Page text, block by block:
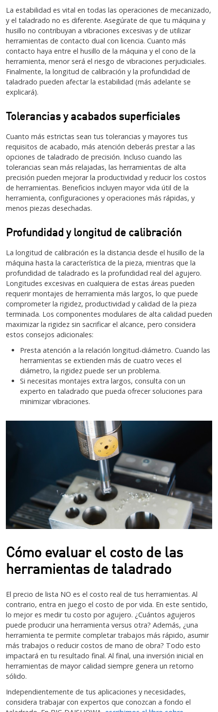
La estabilidad es vital en todas las operaciones de mecanizado,
y el taladrado no es diferente. Asegúrate de que tu máquina y
husillo no contribuyan a vibraciones excesivas y de utilizar
herramientas de contacto dual con licencia. Cuanto más
contacto haya entre el husillo de la máquina y el cono de la
herramienta, menor será el riesgo de vibraciones perjudiciales.
Finalmente, la longitud de calibración y la profundidad de
taladrado pueden afectar la estabilidad (más adelante se
explicará).
Tolerancias y acabados superficiales
Cuanto más estrictas sean tus tolerancias y mayores tus
requisitos de acabado, más atención deberás prestar a las
opciones de taladrado de precisión. Incluso cuando las
tolerancias sean más relajadas, las herramientas de alta
precisión pueden mejorar la productividad y reducir los costos
de herramientas. Beneficios incluyen mayor vida útil de la
herramienta, configuraciones y operaciones más rápidas, y
menos piezas desechadas.
Profundidad y longitud de calibración
La longitud de calibración es la distancia desde el husillo de la
máquina hasta la característica de la pieza, mientras que la
profundidad de taladrado es la profundidad real del agujero.
Longitudes excesivas en cualquiera de estas áreas pueden
requerir montajes de herramienta más largos, lo que puede
comprometer la rigidez, productividad y calidad de la pieza
terminada. Los componentes modulares de alta calidad pueden
maximizar la rigidez sin sacrificar el alcance, pero considera
estos consejos adicionales:
Presta atención a la relación longitud-diámetro. Cuando las
herramientas se extienden más de cuatro veces el
diámetro, la rigidez puede ser un problema.
Si necesitas montajes extra largos, consulta con un
experto en taladrado que pueda ofrecer soluciones para
minimizar vibraciones.
Cómo evaluar el costo de las
herramientas de taladrado
El precio de lista NO es el costo real de tus herramientas. Al
contrario, entra en juego el costo de por vida. En este sentido,
lo mejor es medir tu costo por agujero. ¿Cuántos agujeros
puede producir una herramienta versus otra? Además, ¿una
herramienta te permite completar trabajos más rápido, asumir
más trabajos o reducir costos de mano de obra? Todo esto
impactará en tu resultado final. Al final, una inversión inicial en
herramientas de mayor calidad siempre genera un retorno
sólido.
Independientemente de tus aplicaciones y necesidades,
considera trabajar con expertos que conozcan a fondo el